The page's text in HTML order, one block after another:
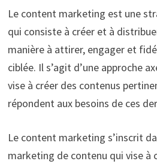
Le content marketing est une
qui consiste à créer et à
manière à attirer, engager et
ciblée. Il s’agit d’une approche
vise à créer des contenus
répondent aux besoins de ces
Le content marketing s’inscrit
marketing de contenu qui vise à